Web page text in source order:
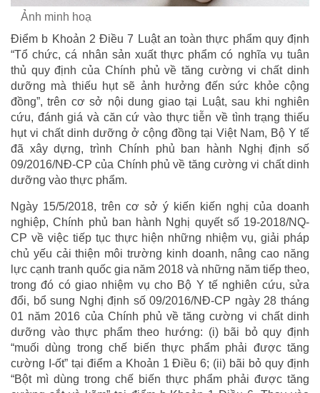
Ảnh minh hoạ
Điểm b Khoản 2 Điều 7 Luật an toàn thực phẩm quy định
“Tổ chức, cá nhân sản xuất thực phẩm có nghĩa vụ tuân
thủ quy định của Chính phủ về tăng cường vi chất dinh
dưỡng mà thiếu hụt sẽ ảnh hưởng đến sức khỏe cộng
đồng”, trên cơ sở nội dung giao tại Luật, sau khi nghiên
cứu, đánh giá và căn cứ vào thực tiễn về tình trạng thiếu
hụt vi chất dinh dưỡng ở cộng đồng tại Việt Nam, Bộ Y tế
đã xây dựng, trình Chính phủ ban hành Nghị định số
09/2016/NĐ-CP của Chính phủ về tăng cường vi chất dinh
dưỡng vào thực phẩm.
Ngày 15/5/2018, trên cơ sở ý kiến kiến nghị của doanh
nghiệp, Chính phủ ban hành Nghị quyết số 19-2018/NQ-
CP về việc tiếp tục thực hiện những nhiệm vụ, giải pháp
chủ yếu cải thiện môi trường kinh doanh, nâng cao năng
lực cạnh tranh quốc gia năm 2018 và những năm tiếp theo,
trong đó có giao nhiệm vụ cho Bộ Y tế nghiên cứu, sửa
đổi, bổ sung Nghị định số 09/2016/NĐ-CP ngày 28 tháng
01 năm 2016 của Chính phủ về tăng cường vi chất dinh
dưỡng vào thực phẩm theo hướng: (i) bãi bỏ quy định
“muối dùng trong chế biến thực phẩm phải được tăng
cường I-ốt” tại điểm a Khoản 1 Điều 6; (ii) bãi bỏ quy định
“Bột mì dùng trong chế biến thực phẩm phải được tăng